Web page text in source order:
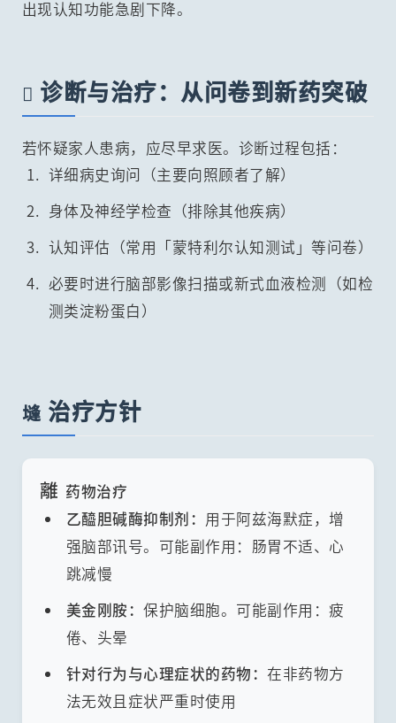
出现认知功能急剧下降。
 诊断与治疗：从问卷到新药突破
若怀疑家人患病，应尽早求医。诊断过程包括：
详细病史询问（主要向照顾者了解）
身体及神经学检查（排除其他疾病）
认知评估（常用「蒙特利尔认知测试」等问卷）
必要时进行脑部影像扫描或新式血液检测（如检
测类淀粉蛋白）
塳 治疗方针
離 药物治疗
乙醯胆碱酶抑制剂： 用于阿兹海默症，增
强脑部讯号。可能副作用：肠胃不适、心
跳减慢
美金刚胺：保护脑细胞。可能副作用：疲
倦、头晕
针对行为与心理症状的药物： 在非药物方
法无效且症状严重时使用